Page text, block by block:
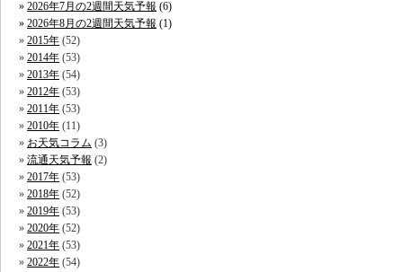
2026年7月の2週間天気予報 (6)
2026年8月の2週間天気予報 (1)
2015年 (52)
2014年 (53)
2013年 (54)
2012年 (53)
2011年 (53)
2010年 (11)
お天気コラム (3)
流通天気予報 (2)
2017年 (53)
2018年 (52)
2019年 (53)
2020年 (52)
2021年 (53)
2022年 (54)